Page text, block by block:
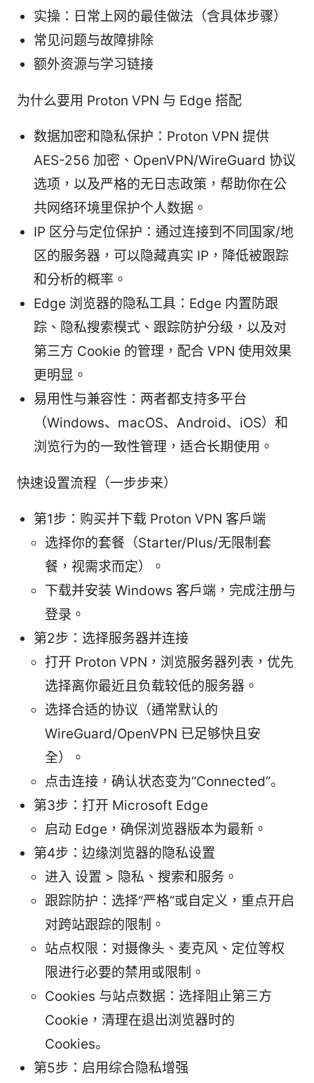
实操：日常上网的最佳做法（含具体步骤）
常见问题与故障排除
额外资源与学习链接
为什么要用 Proton VPN 与 Edge 搭配
数据加密和隐私保护：Proton VPN 提供
AES-256 加密、OpenVPN/WireGuard 协议
选项，以及严格的无日志政策，帮助你在公
共网络环境里保护个人数据。
IP 区分与定位保护：通过连接到不同国家/地
区的服务器，可以隐藏真实 IP，降低被跟踪
和分析的概率。
Edge 浏览器的隐私工具：Edge 内置防跟
踪、隐私搜索模式、跟踪防护分级，以及对
第三方 Cookie 的管理，配合 VPN 使用效果
更明显。
易用性与兼容性：两者都支持多平台
（Windows、macOS、Android、iOS）和
浏览行为的一致性管理，适合长期使用。
快速设置流程（一步步来）
第1步：购买并下载 Proton VPN 客户端
选择你的套餐（Starter/Plus/无限制套
餐，视需求而定）。
下载并安装 Windows 客户端，完成注册与
登录。
第2步：选择服务器并连接
打开 Proton VPN，浏览服务器列表，优先
选择离你最近且负载较低的服务器。
选择合适的协议（通常默认的
WireGuard/OpenVPN 已足够快且安
全）。
点击连接，确认状态变为“Connected”。
第3步：打开 Microsoft Edge
启动 Edge，确保浏览器版本为最新。
第4步：边缘浏览器的隐私设置
进入 设置 > 隐私、搜索和服务。
跟踪防护：选择“严格”或自定义，重点开启
对跨站跟踪的限制。
站点权限：对摄像头、麦克风、定位等权
限进行必要的禁用或限制。
Cookies 与站点数据：选择阻止第三方
Cookie，清理在退出浏览器时的
Cookies。
第5步：启用综合隐私增强